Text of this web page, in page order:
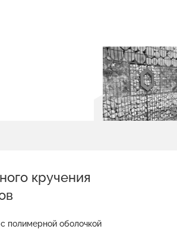
кручения
полимерной оболочкой